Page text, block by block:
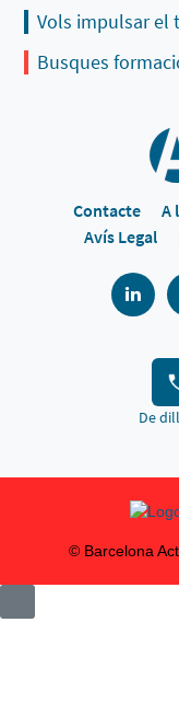
Vols impulsar el
Busques
Contacte A
Avís Legal
De
© Barcelona